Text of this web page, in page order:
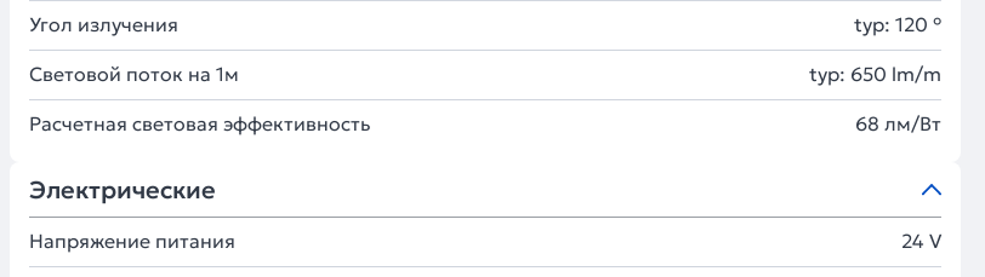
Угол излучения typ: 120 °
Световой поток на 1м typ: 650 lm/m
Расчетная световая эффективность 68 лм/Вт
Электрические
Напряжение питания 24 V